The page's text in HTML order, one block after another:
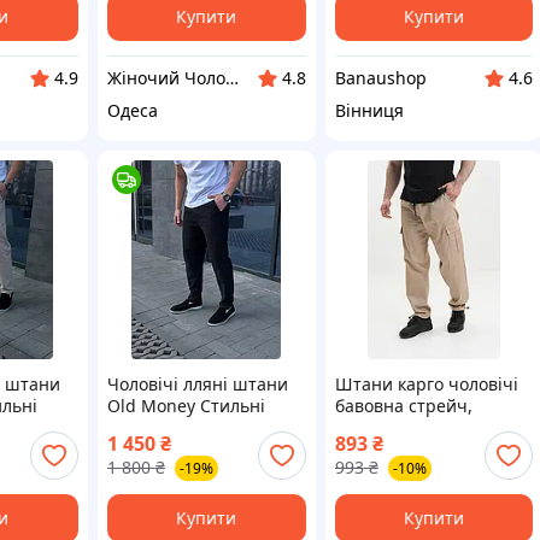
4.9
Купити
Жіночий Чоловічий Дитячий Одяг Анжеліка
4.8
Одеса
Купити
Banaushop
4.6
Вінниця
штани
штани
Чоловічі лляні штани
Old Money Стильні
класичні лляні штани
Літні Чорні штани
діловий стиль
1 450₴
1 800 ₴ -19%
Купити
Штани карго чоловічі
бавовна стрейч,
893 ₴
993 ₴ -10%
Купити